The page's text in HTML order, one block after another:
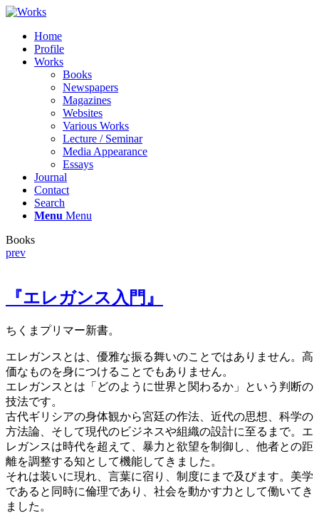
Home
Profile
Works
Books
Newspapers
Magazines
Websites
Various Works
Lecture / Seminar
Media Appearance
Essays
Journal
Contact
Search
Menu Menu
Books
prev
『エレガンス入門』
ちくまプリマー新書。
エレガンスとは、優雅な振る舞いのことではありません。高
価なものを身につけることでもありません。
エレガンスとは「どのように世界と関わるか」という判断の
技法です。
古代ギリシアの身体観から宮廷の作法、近代の思想、科学の
方法論、そして現代のビジネスや組織の設計に至るまで。エ
レガンスは時代を超えて、暴力と欲望を制御し、他者との距
離を調整する知として機能してきました。
それは装いに現れ、言葉に宿り、制度にまで及びます。美学
であると同時に倫理であり、社会を動かす力として働いてき
ました。